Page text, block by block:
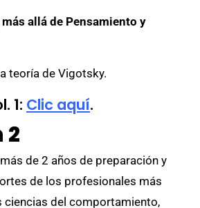
allá de Pensamiento y
teoría de Vigotsky.
1: Clic aquí.
2
de 2 años de preparación y
de los profesionales más
ciencias del comportamiento,